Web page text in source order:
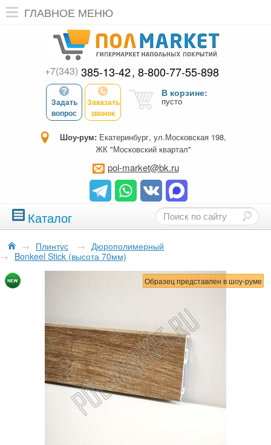
ГЛАВНОЕ МЕНЮ
+7(343) 385-13-42 8-800-77-55-898
Задать
вопрос
Заказать
звонок
В корзине:
пусто
Шоу-рум: Екатеринбург, ул.Московская 198,
ЖК "Московский квартал"
pol-market@bk.ru
Каталог
→ Плинтус → Дюрополимерный
→ Bonkeel Stick (высота 70мм)
Образец представлен в шоу-руме